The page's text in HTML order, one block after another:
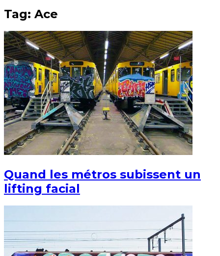
Tag: Ace
Quand les métros subissent un
lifting facial